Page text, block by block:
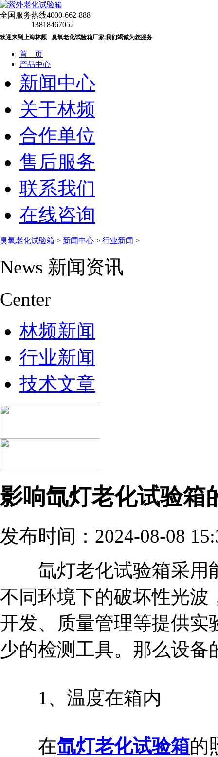
全国服务热线4000-662-888
13818467052
欢迎来到上海林频 - 臭氧老化试验箱厂家,我们竭诚为您服务
首 页
产品中心
新闻中心
关于林频
合作单位
售后服务
联系我们
在线咨询
臭氧老化试验箱 > 新闻中心 > 行业新闻 >
News 新闻资讯
Center
林频新闻
行业新闻
技术文章
影响氙灯老化试验箱
发布时间：2024-08-08
氙灯老化试验箱采用
不同环境下的破坏性光波
开发、质量管理等提供实
少的检测工具。那么设备
1、温度在箱内
在氙灯老化试验箱的